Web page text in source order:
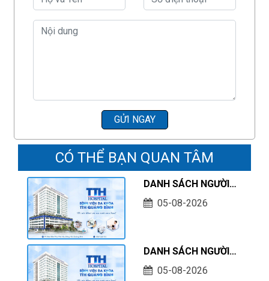
GỬI NGAY
CÓ THỂ BẠN QUAN TÂM
DANH SÁCH NGƯỜI
HOÀN THÀNH THỰC
05-08-2026
DANH SÁCH NGƯỜI
THỰC HÀNH KHÁM
05-08-2026